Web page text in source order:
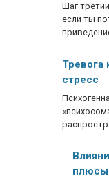
Шаг
если ты
Тревога
стресс